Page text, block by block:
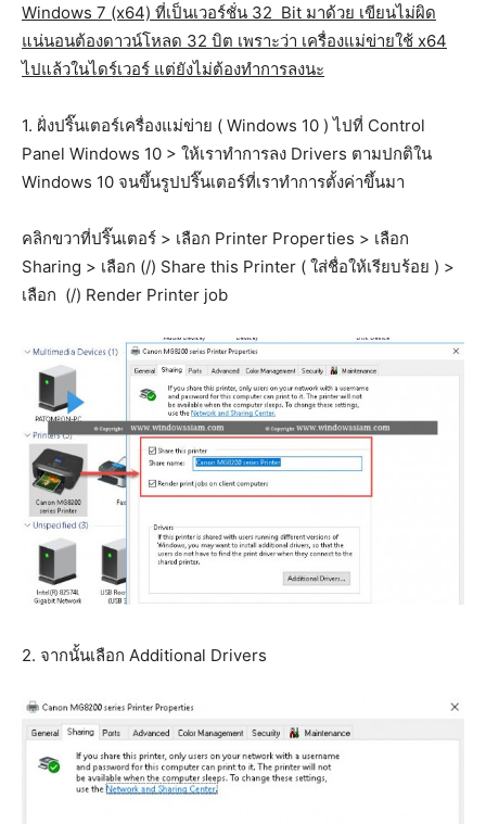
Windows 7 (x64) ที่เป็นเวอร์ชั่น 32 Bit มาด้วย เขียนไม่ผิด
แน่นอนต้องดาวน์โหลด 32 บิต เพราะว่า เครื่องแม่ข่ายใช้ x64
ไปแล้วในไดร์เวอร์ แต่ยังไม่ต้องทำการลงนะ
1. ฝั่งปริ๊นเตอร์เครื่องแม่ข่าย ( Windows 10 ) ไปที่ Control
Panel Windows 10 > ให้เราทำการลง Drivers ตามปกติใน
Windows 10 จนขึ้นรูปปริ๊นเตอร์ที่เราทำการตั้งค่าขึ้นมา
คลิกขวาที่ปริ๊นเตอร์ > เลือก Printer Properties > เลือก
Sharing > เลือก (/) Share this Printer ( ใส่ชื่อให้เรียบร้อย ) >
เลือก (/) Render Printer job
2. จากนั้นเลือก Additional Drivers